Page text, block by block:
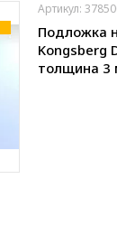
Артикул:
Подложка
Kongsberg
толщина 3